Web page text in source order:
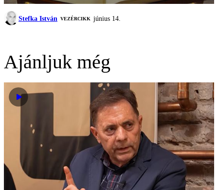
Stefka István VEZÉRCIKK június 14.
Ajánljuk még